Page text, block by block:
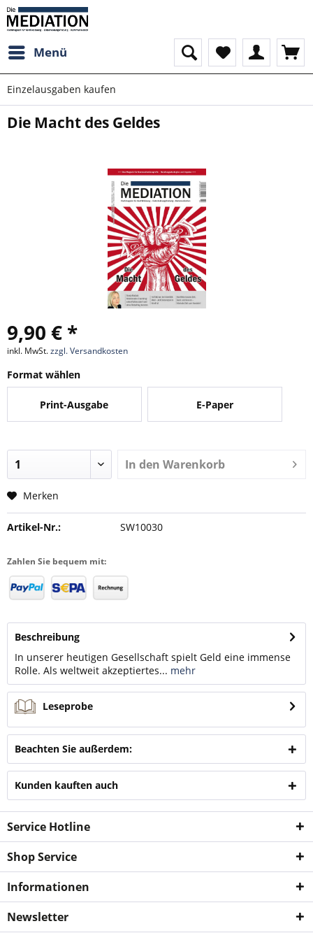
Menü
Einzelausgaben kaufen
Die Macht des Geldes
9,90 € *
inkl. MwSt.zzgl. Versandkosten
Format wählen
Print-Ausgabe E-Paper
In den Warenkorb
Merken
Artikel-Nr.: SW10030
Zahlen Sie bequem mit:
Beschreibung
In unserer heutigen Gesellschaft spielt Geld eine immense
Rolle. Als weltweit akzeptiertes... mehr
Leseprobe
Beachten Sie außerdem:
Kunden kauften auch
Service Hotline
Shop Service
Informationen
Newsletter